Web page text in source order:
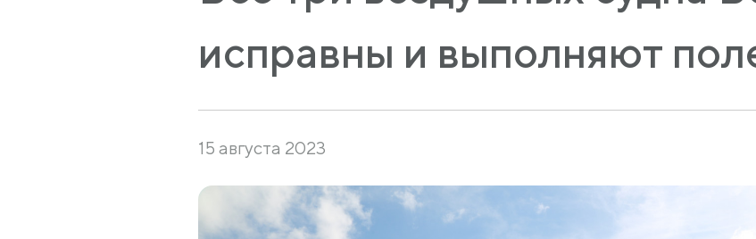
исправны и выполняют
15 августа 2023